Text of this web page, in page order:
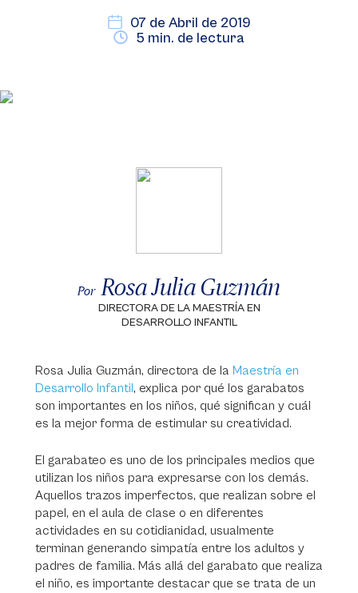
07 de Abril de 2019
5 min. de lectura
Por Rosa Julia Guzmán
DIRECTORA DE LA MAESTRÍA EN
DESARROLLO INFANTIL
Rosa Julia Guzmán, directora de la Maestría en
Desarrollo Infantil, explica por qué los garabatos
son importantes en los niños, qué significan y cuál
es la mejor forma de estimular su creatividad.
El garabateo es uno de los principales medios que
utilizan los niños para expresarse con los demás.
Aquellos trazos imperfectos, que realizan sobre el
papel, en el aula de clase o en diferentes
actividades en su cotidianidad, usualmente
terminan generando simpatía entre los adultos y
padres de familia. Más allá del garabato que realiza
el niño, es importante destacar que se trata de un